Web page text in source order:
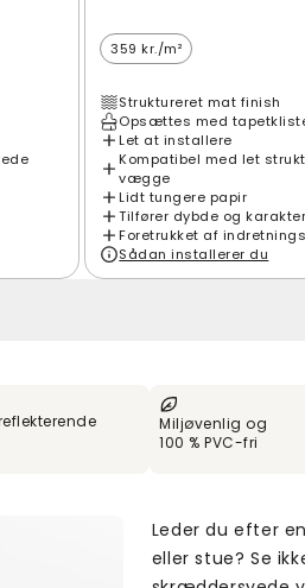
359 kr./m²
Struktureret mat finish
Opsættes med
Let at installere
Kompatibel med let
vægge
Lidt tungere papir
Tilfører dybde og karakter
Foretrukket af
Sådan installerer du
Miljøvenlig og
100 % PVC-fri
Leder du efter
eller stue? Se